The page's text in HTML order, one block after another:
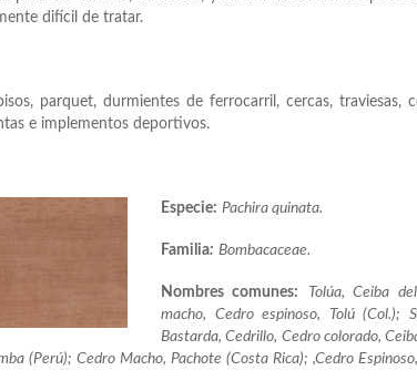
difícil de tratar.
parquet, durmientes de ferrocarril, cercas, traviesas,
e implementos deportivos.
Especie: Pachira quinata.
Familia: Bombacaceae.
Nombres comunes:
Tolúa, Ceiba
macho, Cedro espinoso, Tolú (Col.);
Bastarda, Cedrillo, Cedro colorado,
(Perú); Cedro Macho, Pachote (Costa Rica); ,Cedro